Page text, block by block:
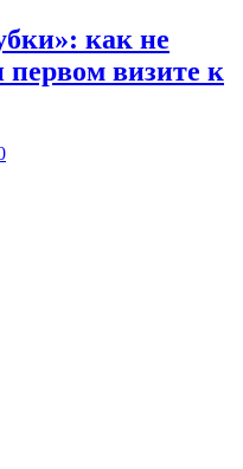
как не
первом визите к